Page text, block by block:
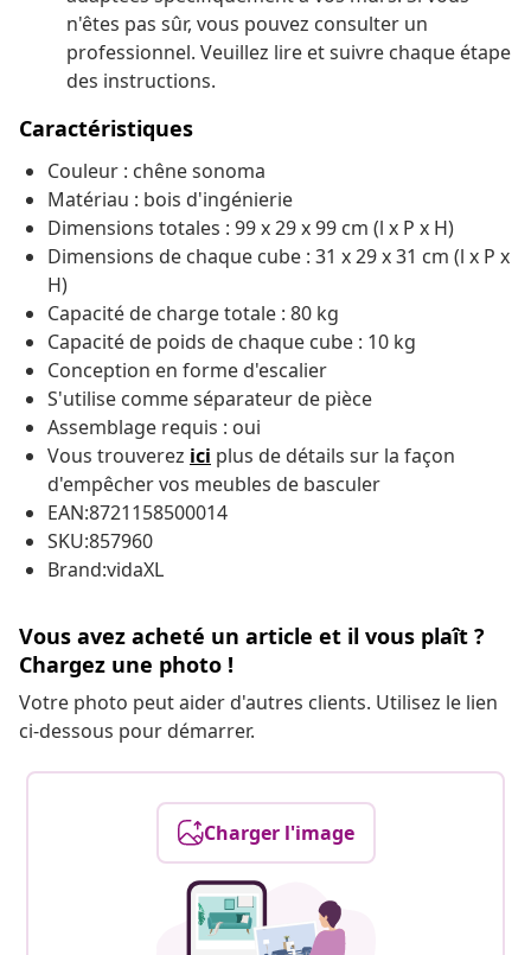
n'êtes pas sûr, vous pouvez consulter un
professionnel. Veuillez lire et suivre chaque étape
des instructions.
Caractéristiques
Couleur : chêne sonoma
Matériau : bois d'ingénierie
Dimensions totales : 99 x 29 x 99 cm (l x P x H)
Dimensions de chaque cube : 31 x 29 x 31 cm (l x P x
H)
Capacité de charge totale : 80 kg
Capacité de poids de chaque cube : 10 kg
Conception en forme d'escalier
S'utilise comme séparateur de pièce
Assemblage requis : oui
Vous trouverez ici plus de détails sur la façon
d'empêcher vos meubles de basculer
EAN:8721158500014
SKU:857960
Brand:vidaXL
Vous avez acheté un article et il vous plaît ?
Chargez une photo !
Votre photo peut aider d'autres clients. Utilisez le lien
ci-dessous pour démarrer.
Charger l'image